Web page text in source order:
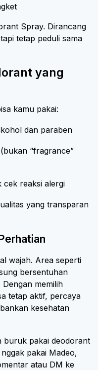
Spray. Dirancang
tetap peduli sama
yang
kamu pakai:
dan paraben
“fragrance”
cek reaksi alergi
yang transparan
wajah. Area seperti
bersentuhan
memilih
tetap aktif, percaya
kesehatan
buruk pakai deodorant
pakai Madeo,
atau DM ke